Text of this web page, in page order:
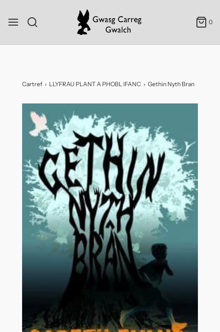
0
Cartref › LLYFRAU PLANT A PHOBL IFANC › Gethin Nyth Bran